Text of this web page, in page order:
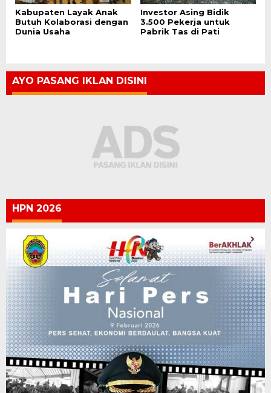
Kabupaten Layak Anak
Butuh Kolaborasi dengan
Dunia Usaha
Investor Asing Bidik
3.500 Pekerja untuk
Pabrik Tas di Pati
AYO PASANG IKLAN DISINI
HPN 2026